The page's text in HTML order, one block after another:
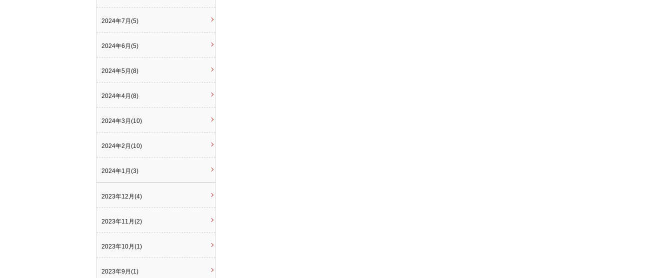
2024年7月(5)
2024年6月(5)
2024年5月(8)
2024年4月(8)
2024年3月(10)
2024年2月(10)
2024年1月(3)
2023年12月(4)
2023年11月(2)
2023年10月(1)
2023年9月(1)